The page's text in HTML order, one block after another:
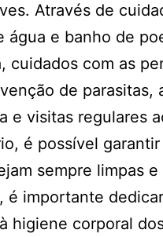
Através de
água e banho de
cuidados com as
de parasitas,
e visitas regulares
é possível
sempre limpas e
é importante
higiene corporal